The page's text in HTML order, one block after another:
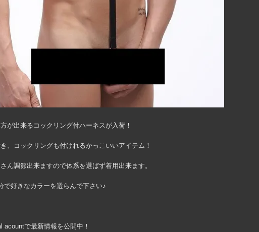
が出来るコックリング付ハーネスが入荷！
、コックリングも付けれるかっこいいアイテム！
ん調節出来ますので体系を選ばず着用出来ます。
で好きなカラーを選らんで下さい♪
で最新情報を公開中！